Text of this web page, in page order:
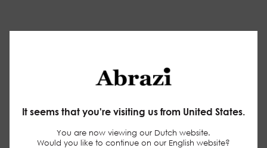
Keep track of the pages you check out
Tailor promotions to your interests using ads
personalisation(marketing)
It seems that you're visiting us from United States.
You are now viewing our Dutch website.
Would you like to continue on our English website?